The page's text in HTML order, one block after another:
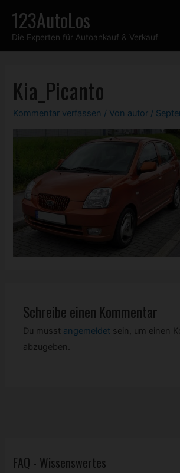
Inhalt
springen
123AutoLos
Die Experten für Autoankauf & Verkauf
Kia_Picanto
Kommentar verfassen / Von autor /
Schreibe einen Kommentar
Du musst angemeldet sein, um einen
abzugeben.
FAQ - Wissenswertes